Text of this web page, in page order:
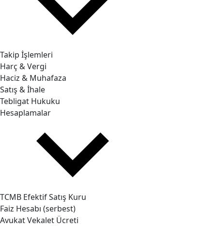
Takip İşlemleri
Harç & Vergi
Haciz & Muhafaza
Satış & İhale
Tebligat Hukuku
Hesaplamalar
TCMB Efektif Satış Kuru
Faiz Hesabı (serbest)
Avukat Vekalet Ücreti